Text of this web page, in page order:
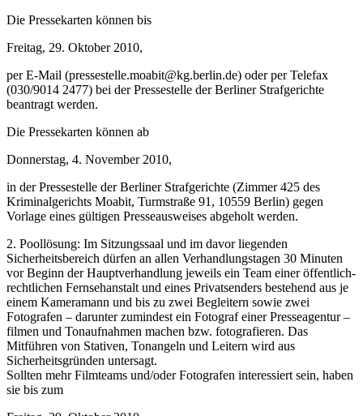
Die Pressekarten können bis
Freitag, 29. Oktober 2010,
per E-Mail (pressestelle.moabit@kg.berlin.de) oder per Telefax
(030/9014 2477) bei der Pressestelle der Berliner Strafgerichte
beantragt werden.
Die Pressekarten können ab
Donnerstag, 4. November 2010,
in der Pressestelle der Berliner Strafgerichte (Zimmer 425 des
Kriminalgerichts Moabit, Turmstraße 91, 10559 Berlin) gegen
Vorlage eines gültigen Presseausweises abgeholt werden.
2. Poollösung: Im Sitzungssaal und im davor liegenden
Sicherheitsbereich dürfen an allen Verhandlungstagen 30 Minuten
vor Beginn der Hauptverhandlung jeweils ein Team einer öffentlich-
rechtlichen Fernsehanstalt und eines Privatsenders bestehend aus je
einem Kameramann und bis zu zwei Begleitern sowie zwei
Fotografen – darunter zumindest ein Fotograf einer Presseagentur –
filmen und Tonaufnahmen machen bzw. fotografieren. Das
Mitführen von Stativen, Tonangeln und Leitern wird aus
Sicherheitsgründen untersagt.
Sollten mehr Filmteams und/oder Fotografen interessiert sein, haben
sie bis zum